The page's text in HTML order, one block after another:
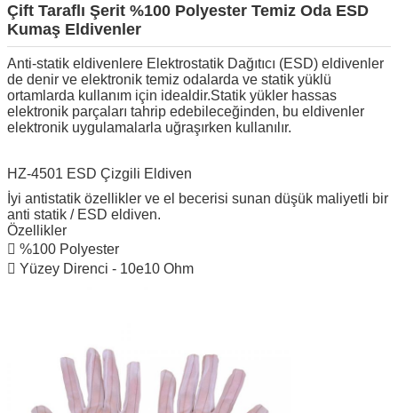
Çift Taraflı Şerit %100 Polyester Temiz Oda ESD
Kumaş Eldivenler
Anti-statik eldivenlere Elektrostatik Dağıtıcı (ESD) eldivenler
de denir ve elektronik temiz odalarda ve statik yüklü
ortamlarda kullanım için idealdir.Statik yükler hassas
elektronik parçaları tahrip edebileceğinden, bu eldivenler
elektronik uygulamalarla uğraşırken kullanılır.
HZ-4501 ESD Çizgili Eldiven
İyi antistatik özellikler ve el becerisi sunan düşük maliyetli bir
anti statik / ESD eldiven.
Özellikler
 %100 Polyester
 Yüzey Direnci - 10e10 Ohm